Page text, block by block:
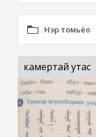
Нэр томьёо
камертай утас